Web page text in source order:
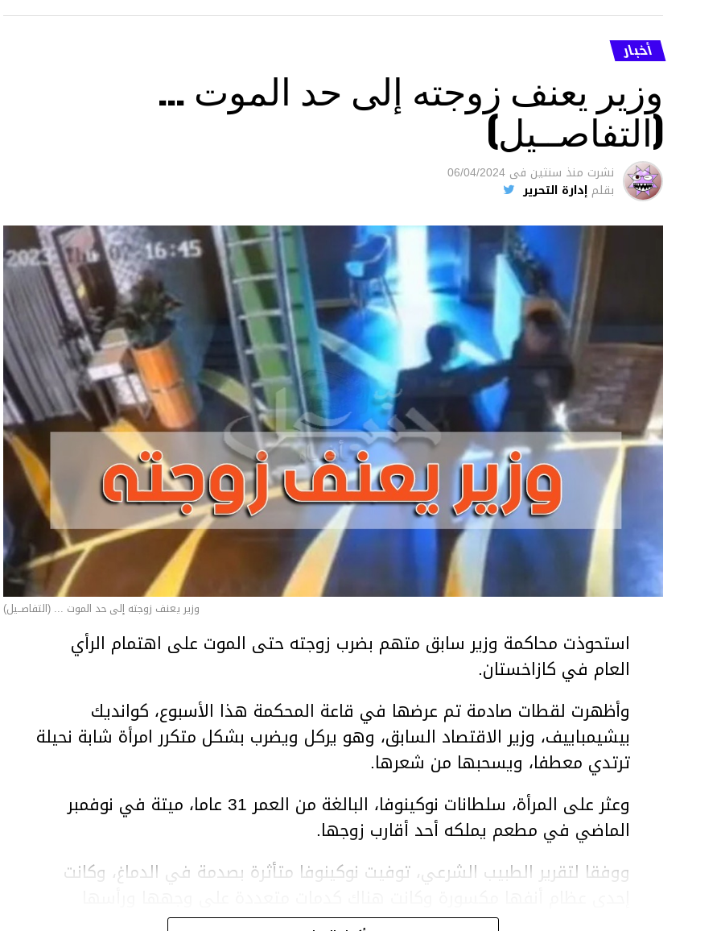
أخبار
وزير يعنف زوجته إلى حد الموت …
(التفاصــيل)
نشرت منذ سنتين فى 06/04/2024
بقلم إدارة التحرير
وزير يعنف زوجته إلى حد الموت ... (التفاصــيل)
استحوذت محاكمة وزير سابق متهم بضرب زوجته حتى الموت على اهتمام الرأي
العام في كازاخستان.
وأظهرت لقطات صادمة تم عرضها في قاعة المحكمة هذا الأسبوع، كوانديك
بيشيمباييف، وزير الاقتصاد السابق، وهو يركل ويضرب بشكل متكرر امرأة شابة نحيلة
ترتدي معطفا، ويسحبها من شعرها.
وعثر على المرأة، سلطانات نوكينوفا، البالغة من العمر 31 عاما، ميتة في نوفمبر
الماضي في مطعم يملكه أحد أقارب زوجها.
ووفقا لتقرير الطبيب الشرعي، توفيت نوكينوفا متأثرة بصدمة في الدماغ، وكانت